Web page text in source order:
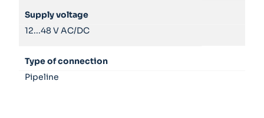
Supply voltage
12...48 V AC/DC
Type of connection
Pipeline